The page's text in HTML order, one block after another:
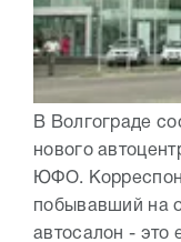
В Волгограде
нового
ЮФО.
побывавший на
автосалон - это